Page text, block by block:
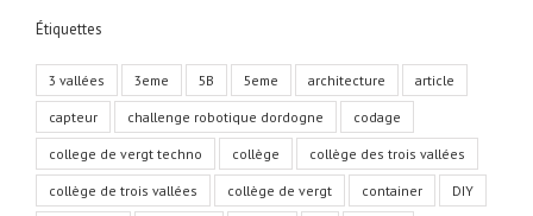
Étiquettes
3 vallées 3eme 5B 5eme architecture article
capteur challenge robotique dordogne codage
college de vergt techno collège collège des trois vallées
collège de trois vallées collège de vergt container DIY